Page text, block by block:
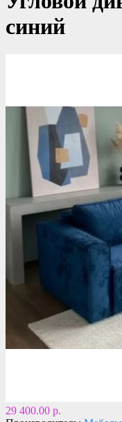
синий
29 400.00 р.